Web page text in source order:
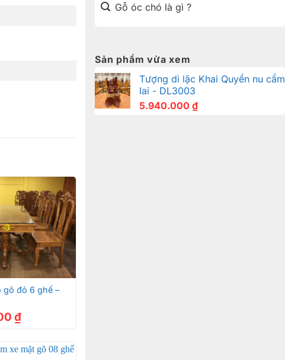
Gỗ óc chó là gì ?
Sản phẩm vừa xem
Tượng di lặc Khai Quyển nu cẩm
lai - DL3003
5.940.000 ₫
gõ đỏ 6 ghế –
₫